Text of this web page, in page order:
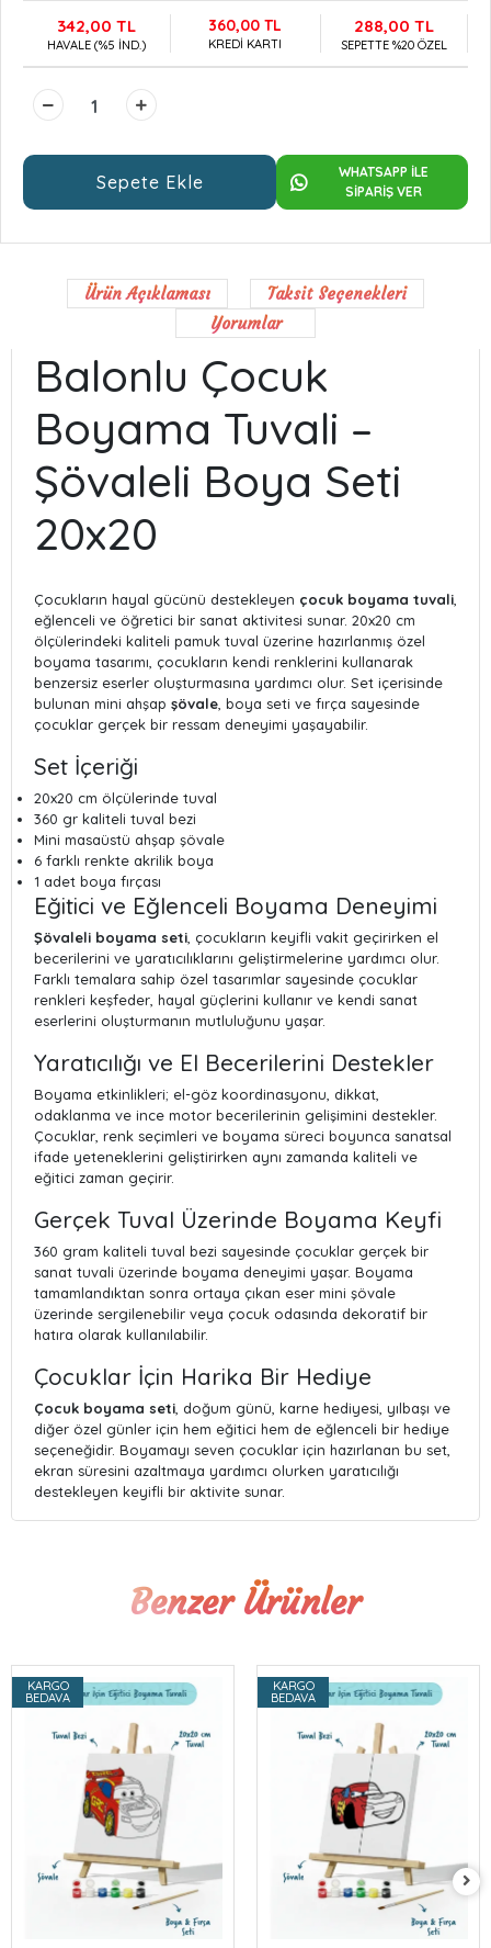
342,00 TL
HAVALE (%5 İND.)
360,00 TL
KREDİ KARTI
288,00 TL
SEPETTE %20 ÖZEL
Sepete Ekle
WHATSAPP İLE
SİPARİŞ VER
Ürün Açıklaması
Taksit Seçenekleri
Yorumlar
Balonlu Çocuk
Boyama Tuvali –
Şövaleli Boya Seti
20x20
Çocukların hayal gücünü destekleyen çocuk boyama tuvali
eğlenceli ve öğretici bir sanat aktivitesi sunar. 20x20 cm
ölçülerindeki kaliteli pamuk tuval üzerine hazırlanmış özel
boyama tasarımı, çocukların kendi renklerini kullanarak
benzersiz eserler oluşturmasına yardımcı olur. Set içerisinde
bulunan mini ahşap şövale , boya seti ve fırça sayesinde
çocuklar gerçek bir ressam deneyimi yaşayabilir.
Set İçeriği
20x20 cm ölçülerinde tuval
360 gr kaliteli tuval bezi
Mini masaüstü ahşap şövale
6 farklı renkte akrilik boya
1 adet boya fırçası
Eğitici ve Eğlenceli Boyama Deneyimi
Şövaleli boyama seti , çocukların keyifli vakit geçirirken el
becerilerini ve yaratıcılıklarını geliştirmelerine yardımcı olur.
Farklı temalara sahip özel tasarımlar sayesinde çocuklar
renkleri keşfeder, hayal güçlerini kullanır ve kendi sanat
eserlerini oluşturmanın mutluluğunu yaşar.
Yaratıcılığı ve El Becerilerini Destekler
Boyama etkinlikleri; el-göz koordinasyonu, dikkat,
odaklanma ve ince motor becerilerinin gelişimini destekler.
Çocuklar, renk seçimleri ve boyama süreci boyunca sanatsal
ifade yeteneklerini geliştirirken aynı zamanda kaliteli ve
eğitici zaman geçirir.
Gerçek Tuval Üzerinde Boyama Keyfi
360 gram kaliteli tuval bezi sayesinde çocuklar gerçek bir
sanat tuvali üzerinde boyama deneyimi yaşar. Boyama
tamamlandıktan sonra ortaya çıkan eser mini şövale
üzerinde sergilenebilir veya çocuk odasında dekoratif bir
hatıra olarak kullanılabilir.
Çocuklar İçin Harika Bir Hediye
Çocuk boyama seti , doğum günü, karne hediyesi, yılbaşı ve
diğer özel günler için hem eğitici hem de eğlenceli bir hediye
seçeneğidir. Boyamayı seven çocuklar için hazırlanan bu set,
ekran süresini azaltmaya yardımcı olurken yaratıcılığı
destekleyen keyifli bir aktivite sunar.
Benzer Ürünler
KARGO
BEDAVA
KARGO
BEDAVA